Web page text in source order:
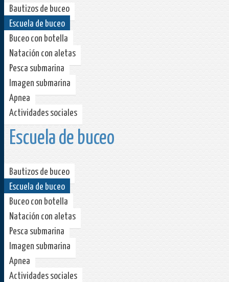
Bautizos de buceo
Escuela de buceo
Buceo con botella
Natación con aletas
Pesca submarina
Imagen submarina
Apnea
Actividades sociales
Escuela de buceo
Bautizos de buceo
Escuela de buceo
Buceo con botella
Natación con aletas
Pesca submarina
Imagen submarina
Apnea
Actividades sociales